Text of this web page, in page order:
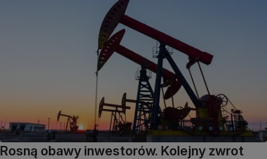
Rosną obawy inwestorów. Kolejny zwrot